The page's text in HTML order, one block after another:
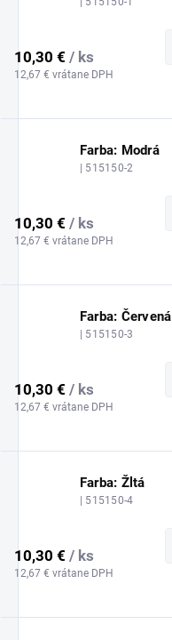
10,30 € / ks
12,67 € vrátane DPH
Farba: Modrá
| 515150-2
10,30 € / ks
12,67 € vrátane DPH
Farba: Červená
| 515150-3
10,30 € / ks
12,67 € vrátane DPH
Farba: Žltá
| 515150-4
10,30 € / ks
12,67 € vrátane DPH